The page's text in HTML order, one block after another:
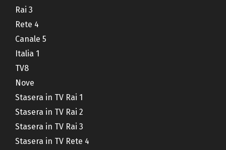
Rai 3
Rete 4
Canale 5
Italia 1
TV8
Nove
Stasera in TV Rai 1
Stasera in TV Rai 2
Stasera in TV Rai 3
Stasera in TV Rete 4